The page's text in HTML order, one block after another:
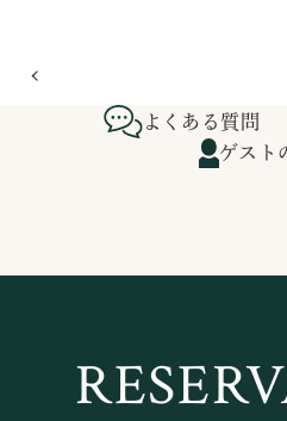
よくある質問
ゲスト